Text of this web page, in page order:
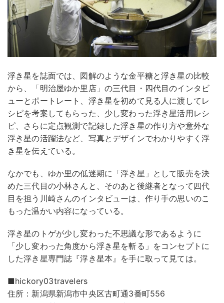
浮き星を誌面では、図解のような金平糖と浮き星の比較
から、「明治屋ゆか里店」の三代目・四代目のインタビ
ューとポートレート、浮き星を初めて見る人に渡してレ
シピを考案してもらった、少し変わった浮き星活用レシ
ピ、さらに定点観測で記録した浮き星の作り方や意外な
浮き星の活躍法など、写真とデザインでわかりやすく浮
き星を伝えている。
なかでも、ゆか里の低迷期に「浮き星」として販売を決
めた三代目の小林さんと、そのあと後継者となって四代
目を担う川崎さんのインタビューは、作り手の思いのこ
もった温かい内容になっている。
浮き星のトゲが少し変わった不思議な形であるように
「少し変わった角度から浮き星を斬る」をコンセプトに
した浮き星専門誌『浮き星本』を手に取って見ては。
■hickory03travelers
住所：新潟県新潟市中央区古町通3番町556